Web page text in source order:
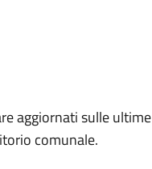
aggiornati sulle ultime
comunale.